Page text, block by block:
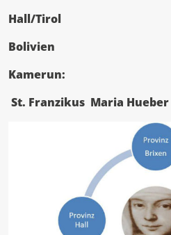
Hall/Tirol
Bolivien
Kamerun:
St. Franzikus Maria